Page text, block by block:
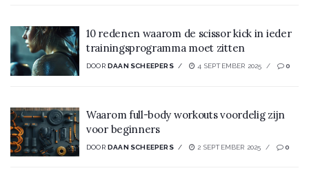
10 redenen waarom de scissor kick in ieder
trainingsprogramma moet zitten
DOOR DAAN SCHEEPERS 4 SEPTEMBER 2025 0
Waarom full-body workouts voordelig zijn
voor beginners
DOOR DAAN SCHEEPERS 2 SEPTEMBER 2025 0